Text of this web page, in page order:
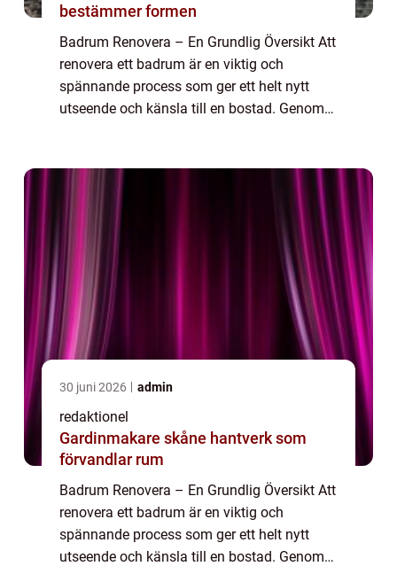
bestämmer formen
Badrum Renovera – En Grundlig Översikt Att
renovera ett badrum är en viktig och
spännande process som ger ett helt nytt
utseende och känsla till en bostad. Genom
30 juni 2026 admin
redaktionel
Gardinmakare skåne hantverk som
förvandlar rum
Badrum Renovera – En Grundlig Översikt Att
renovera ett badrum är en viktig och
spännande process som ger ett helt nytt
utseende och känsla till en bostad. Genom